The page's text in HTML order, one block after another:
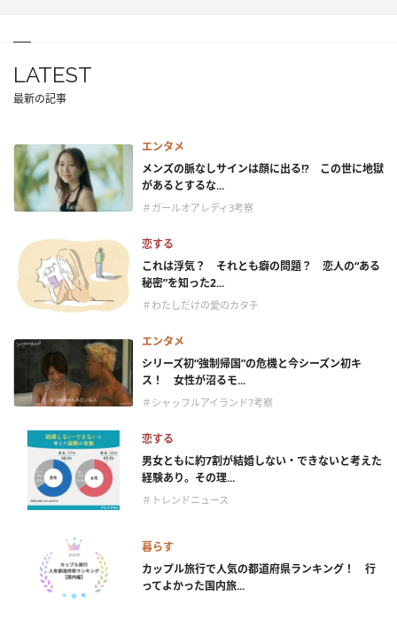
LATEST
最新の記事
エンタメ
メンズの脈なしサインは顔に出る!? この世に地獄
があるとするな...
＃ガールオアレディ3考察
恋する
これは浮気？ それとも癖の問題？ 恋人の“ある
秘密”を知った2...
＃わたしだけの愛のカタチ
エンタメ
シリーズ初“強制帰国”の危機と今シーズン初キ
ス！ 女性が沼るモ...
＃シャッフルアイランド7考察
恋する
男女ともに約7割が結婚しない・できないと考えた
経験あり。その理...
＃トレンドニュース
暮らす
カップル旅行で人気の都道府県ランキング！ 行
ってよかった国内旅...